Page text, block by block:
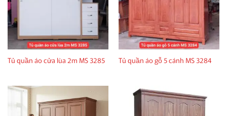
Tủ quần áo cửa lùa 2m MS 3285 Tủ quần áo gỗ 5 cánh MS 3284